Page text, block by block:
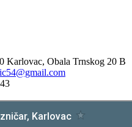
Karlovac, Obala Trnskog 20 B